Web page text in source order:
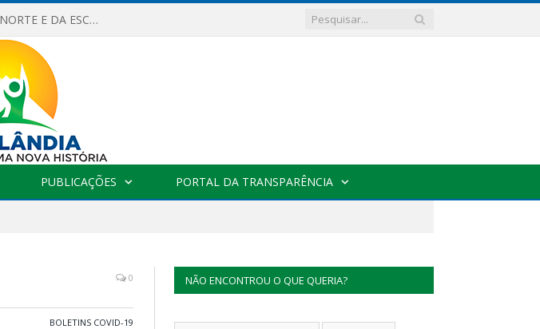
OBRAS DA QUADRA POLIESPORTIVA DO KM 85 NORTE E DA ESCOLA GASPAR VIANA AVANÇAM
PUBLICAÇÕES PORTAL DA TRANSPARÊNCIA
0
BOLETINS COVID-19
NÃO ENCONTROU O QUE QUERIA?